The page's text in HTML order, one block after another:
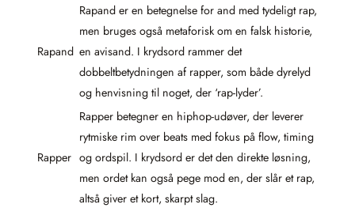
Rapand
Rapand er en betegnelse for and med tydeligt rap,
men bruges også metaforisk om en falsk historie,
en avisand. I krydsord rammer det
dobbeltbetydningen af rapper, som både dyrelyd
og henvisning til noget, der ‘rap-lyder’.
Rapper
Rapper betegner en hiphop-udøver, der leverer
rytmiske rim over beats med fokus på flow, timing
og ordspil. I krydsord er det den direkte løsning,
men ordet kan også pege mod en, der slår et rap,
altså giver et kort, skarpt slag.